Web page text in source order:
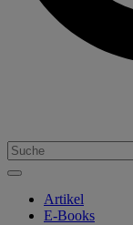
Artikel
E-Books